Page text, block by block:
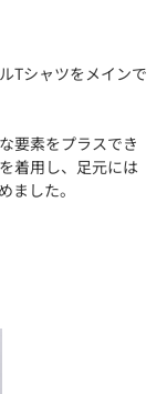
Tシャツをメインで
要素をプラスでき
着用し、足元には
ました。